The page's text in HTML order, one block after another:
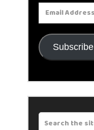
Email
Address
Subscribe